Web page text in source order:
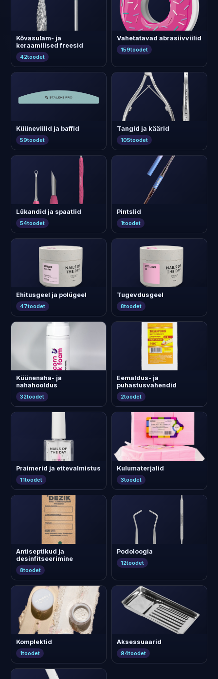
Kõvasulam- ja
keraamilised freesid
42toodet
Vahetatavad abrasiivviilid
159toodet
Küüneviilid ja baffid
59toodet
Tangid ja käärid
105toodet
Lükandid ja spaatlid
54toodet
Pintslid
1toodet
Ehitusgeel ja polügeel
47toodet
Tugevdusgeel
8toodet
Küünenaha- ja
nahahooldus
32toodet
Eemaldus- ja
puhastusvahendid
2toodet
Praimerid ja ettevalmistus
11toodet
Kulumaterjalid
3toodet
Antiseptikud ja
desinfitseerimine
8toodet
Podoloogia
12toodet
Komplektid
1toodet
Aksessuaarid
94toodet